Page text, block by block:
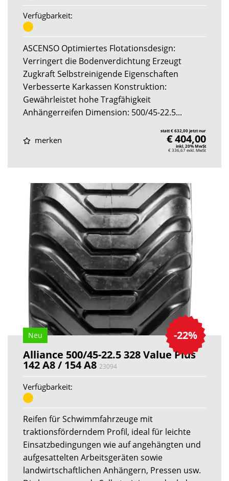
Verfügbarkeit:
ASCENSO Optimiertes Flotationsdesign:
Verringert die Bodenverdichtung Erzeugt
Zugkraft Selbstreinigende Eigenschaften
Verbesserte Karkassen Konstruktion:
Gewährleistet hohe Tragfähigkeit
Anhängerreifen Dimension: 500/45-22.5...
merken
statt € 632,00 jetzt nur
€ 404,00
inkl. 20% MwSt
€ 336,67exkl. MwSt
-22%
Neu
Alliance 500/45-22.5 328 Value Plus
142 A8 / 154 A8 23094
Verfügbarkeit:
Reifen für Schwimmfahrzeuge mit
traktionsförderndem Profil, ideal für leichte
Einsatzbedingungen wie auf angehängten und
aufgesattelten Arbeitsgeräten sowie
landwirtschaftlichen Anhängern, Pressen usw.